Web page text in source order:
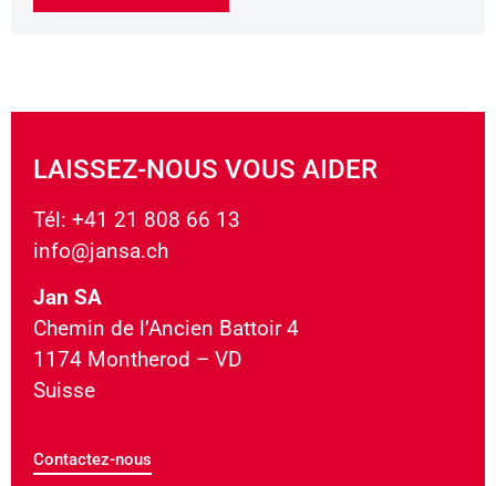
LAISSEZ-NOUS VOUS AIDER
Tél: +41 21 808 66 13
info@jansa.ch
Jan SA
Chemin de l’Ancien Battoir 4
1174 Montherod – VD
Suisse
Contactez-nous